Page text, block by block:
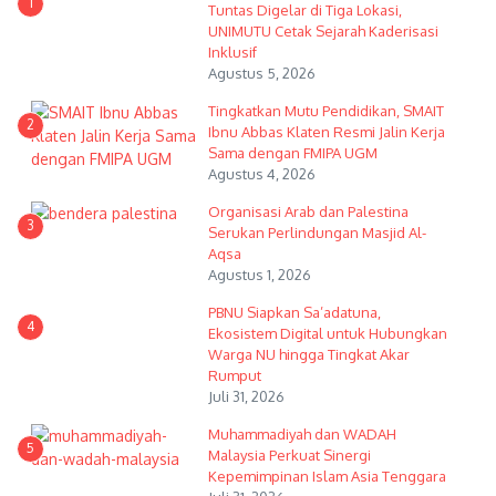
Tuntas Digelar di Tiga Lokasi,
UNIMUTU Cetak Sejarah Kaderisasi
Inklusif
Agustus 5, 2026
2
Tingkatkan Mutu Pendidikan, SMAIT
Ibnu Abbas Klaten Resmi Jalin Kerja
Sama dengan FMIPA UGM
Agustus 4, 2026
3
Organisasi Arab dan Palestina
Serukan Perlindungan Masjid Al-
Aqsa
Agustus 1, 2026
4
PBNU Siapkan Sa’adatuna,
Ekosistem Digital untuk Hubungkan
Warga NU hingga Tingkat Akar
Rumput
Juli 31, 2026
5
Muhammadiyah dan WADAH
Malaysia Perkuat Sinergi
Kepemimpinan Islam Asia Tenggara